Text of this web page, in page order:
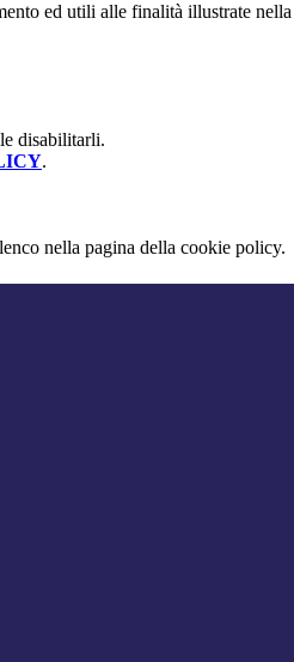
ed utili alle finalità illustrate nella
disabilitarli.
.
nella pagina della cookie policy.